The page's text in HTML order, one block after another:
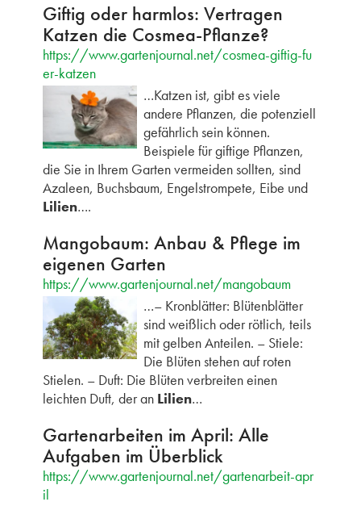
Giftig oder harmlos: Vertragen
Katzen die Cosmea-Pflanze?
https://www.gartenjournal.net/cosmea-giftig-fu
er-katzen
…Katzen ist, gibt es viele
andere Pflanzen, die potenziell
gefährlich sein können.
Beispiele für giftige Pflanzen,
die Sie in Ihrem Garten vermeiden sollten, sind
Azaleen, Buchsbaum, Engelstrompete, Eibe und
Lilien….
Mangobaum: Anbau & Pflege im
eigenen Garten
https://www.gartenjournal.net/mangobaum
…– Kronblätter: Blütenblätter
sind weißlich oder rötlich, teils
mit gelben Anteilen. – Stiele:
Die Blüten stehen auf roten
Stielen. – Duft: Die Blüten verbreiten einen
leichten Duft, der an Lilien…
Gartenarbeiten im April: Alle
Aufgaben im Überblick
https://www.gartenjournal.net/gartenarbeit-apr
il